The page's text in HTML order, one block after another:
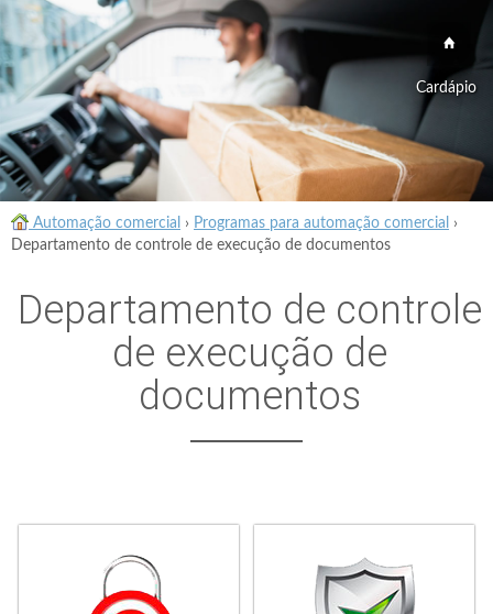
Cardápio
Automação comercial › Programas para automação comercial
›
Departamento de controle de execução de documentos
Departamento de controle
de execução de
documentos